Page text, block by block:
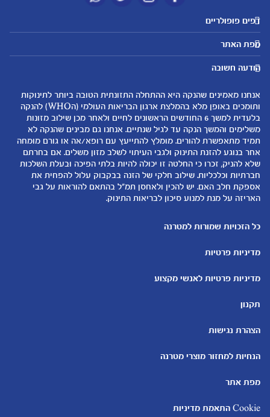
דפים פופולריים
מטרנה לשירותכם
היועצות שלנו
שאלות נפוצות
אודות
لموقع متيرنا باللغة العربية
מועדון מטרנה
רכישת מוצרים
המוצרים שלנו
קופונים
מפת האתר
אבני דרך
לקראת הריון
0-6 חודשים
6-12 חודשים
12-24 חודשים
נושאים
שמות לתינוקות
התפתחות התינוק
תזונת תינוקות
טיפול בתינוק
הנקה
להיות הורים
מחשבון ביוץ
מחשבון שמות
מחשבון צבע עיניים
הודעה חשובה
אנחנו מאמינים שהנקה היא ההתחלה התזונתית הטובה ביותר לתינוקות
ותומכים באופן מלא בהמלצת ארגון הבריאות העולמי (הWHO) להנקה
בלעדית למשך 6 החודשים הראשונים לחיים ולאחר מכן שילוב מזונות
משלימים והמשך הנקה עד לגיל שנתיים. אנחנו גם מבינים שהנקה לא
תמיד מתאפשרת להורים. מומלץ להתייעץ עם רופא/אה או גורם מומחה
אחר בנוגע להזנת התינוק ולגבי העיתוי לשלב מזון משלים. אם בחרתם
שלא להניק, זכרו כי החלטה זו יכולה להיות בלתי הפיכה ובעלת השלכות
חברתיות וכלכליות. שילוב חלקי של הזנה בבקבוק עלול להפחית את
אספקת חלב האם. יש להכין ולאחסן תמ"ל בהתאם להוראות על גבי
האריזה על מנת למנוע סיכון לבריאות התינוק.
כל הזכויות שמורות למטרנה
מדיניות פרטיות
מדיניות פרטיות לאנשי מקצוע
תקנון
הצהרת נגישות
הנחיות למחזור מוצרי מטרנה
מפת אתר
Cookie התאמת מדיניות